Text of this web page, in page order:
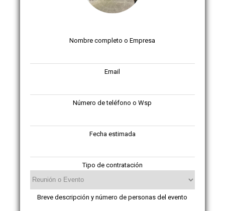
Nombre completo o Empresa
Email
Número de teléfono o Wsp
Fecha estimada
Tipo de contratación
Breve descripción y número de personas del evento